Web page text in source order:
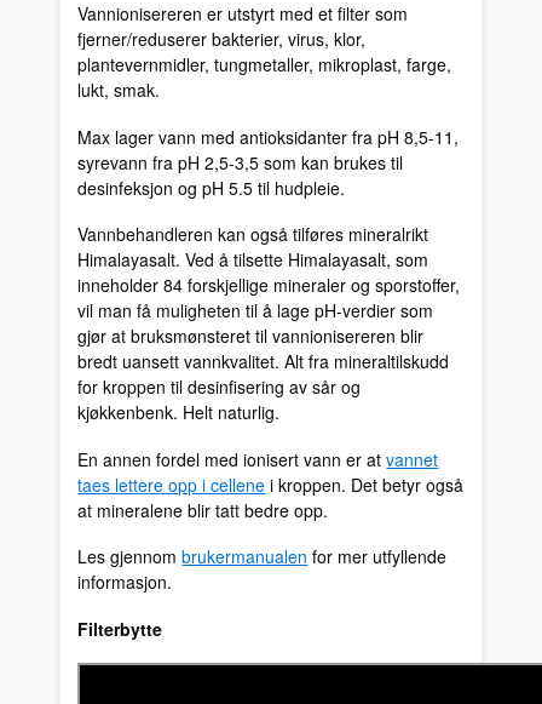
Vannionisereren er utstyrt med et filter som
fjerner/reduserer bakterier, virus, klor,
plantevernmidler, tungmetaller, mikroplast, farge,
lukt, smak.
Max lager vann med antioksidanter fra pH 8,5-11,
syrevann fra pH 2,5-3,5 som kan brukes til
desinfeksjon og pH 5.5 til hudpleie.
Vannbehandleren kan også tilføres mineralrikt
Himalayasalt. Ved å tilsette Himalayasalt, som
inneholder 84 forskjellige mineraler og sporstoffer,
vil man få muligheten til å lage pH-verdier som
gjør at bruksmønsteret til vannionisereren blir
bredt uansett vannkvalitet. Alt fra mineraltilskudd
for kroppen til desinfisering av sår og
kjøkkenbenk. Helt naturlig.
En annen fordel med ionisert vann er atvannet
taes lettere opp i cellene i kroppen. Det betyr også
at mineralene blir tatt bedre opp.
Les gjennombrukermanualen for mer utfyllende
informasjon.
Filterbytte